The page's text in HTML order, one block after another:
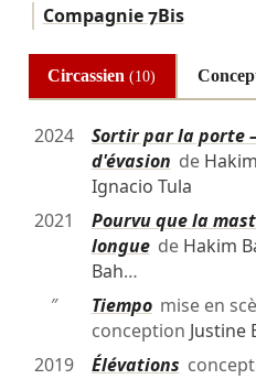
Compagnie 7Bis
Circassien(10)
2024
Sortir par la porte
d'évasion de
Ignacio Tula
2021
Pourvu que la
longuede Hakim
Bah…
″
Tiempomise en
conception Justine
2019
Élévations